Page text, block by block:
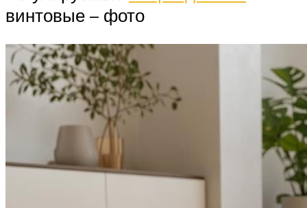
винтовые – фото